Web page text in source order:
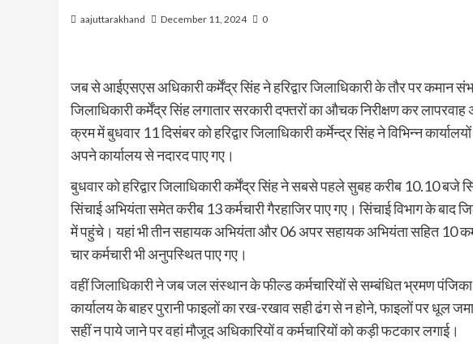
aajuttarakhand December 11, 2024 0
जब से आईएसएस अधिकारी कर्मेंद्र सिंह ने हरिद्वार जिलाधिकारी के तौर पर कमान
जिलाधिकारी कर्मेंद्र सिंह लगातार सरकारी दफ्तरों का औचक निरीक्षण कर
क्रम में बुधवार 11 दिसंबर को हरिद्वार जिलाधिकारी कर्मेन्द्र सिंह ने विभिन्न
अपने कार्यालय से नदारद पाए गए।
बुधवार को हरिद्वार जिलाधिकारी कर्मेंद्र सिंह ने सबसे पहले सुबह करीब 10.10 बजे
सिंचाई अभियंता समेत करीब 13 कर्मचारी गैरहाजिर पाए गए। सिंचाई विभाग के
में पहुंचे। यहां भी तीन सहायक अभियंता और 06 अपर सहायक अभियंता सहित 10
चार कर्मचारी भी अनुपस्थित पाए गए।
वहीं जिलाधिकारी ने जब जल संस्थान के फील्ड कर्मचारियों से सम्बंधित भ्रमण पंजिका
कार्यालय के बाहर पुरानी फाइलों का रख-रखाव सही ढंग से न होने, फाइलों पर धूल
सहीं न पाये जाने पर वहां मौजूद अधिकारियों व कर्मचारियों को कड़ी फटकार लगाई।